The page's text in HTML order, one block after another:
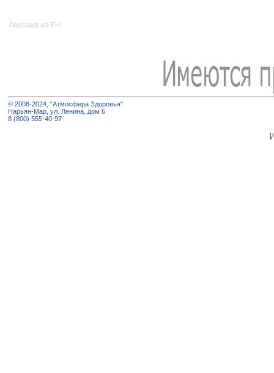
Реклама на FH:
© 2008-2024, "Атмосфера Здоровья"
Нарьян-Мар, ул. Ленина, дом 6
8 (800) 555-40-97